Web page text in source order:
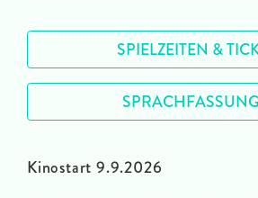
Kinostart 9.9.2026
SPIELZEITEN &